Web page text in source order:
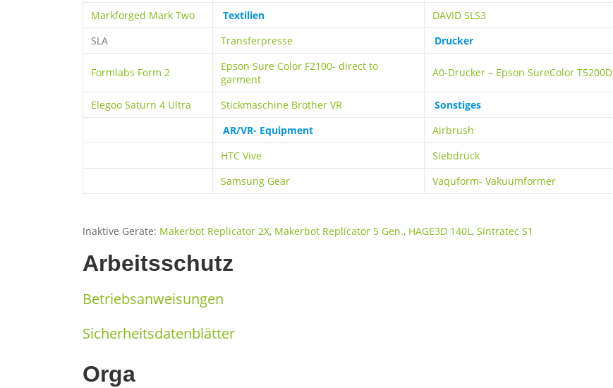
Markforged Mark Two Textilien
DAVID SLS3
SLA
Transferpresse Drucker
Formlabs Form 2
Epson Sure Color F2100- direct to
garment
A0-Drucker – Epson SureColor T5200D
Elegoo Saturn 4 Ultra Stickmaschine Brother VR
Sonstiges
AR/VR- Equipment
Airbrush
HTC Vive
Siebdruck
Samsung Gear
Vaquform- Vakuumformer
Inaktive Geräte: Makerbot Replicator 2X, Makerbot Replicator 5 Gen., HAGE3D 140L, Sintratec S1
Arbeitsschutz
Betriebsanweisungen
Sicherheitsdatenblätter
Orga